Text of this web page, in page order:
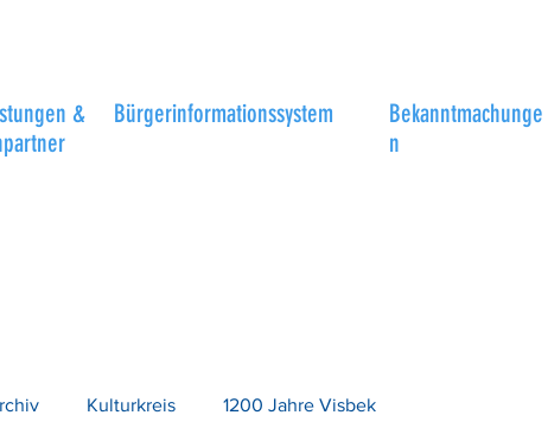
&
Bürgerinformationssystem
Bekanntmachunge
n
Kulturkreis 1200 Jahre Visbek